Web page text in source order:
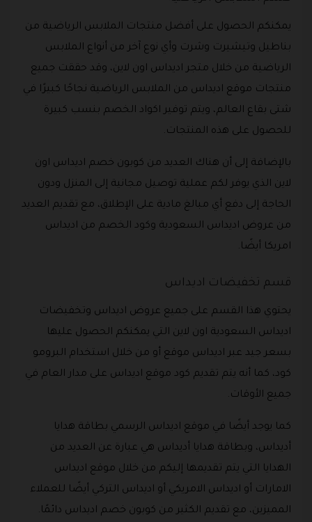
يمكنكم الحصول على أفضل منتجات الملابس الرياضية من
بناطيل وتيشيرت وشرت وأي نوع آخر من أنواع الملابس
الرياضية من خلال متجر اديداس اون لاين، وقد حققت جميع
منتجات موقع اديداس من الملابس الرياضية نجاحًا كبيرًا في
شتى بقاع العالم، ويتم توفير اكواد الخصم بنسب كبيرة
للحصول على هذه المنتجات.
بالإضافة إلى أن هناك العديد من كوبون خصم اديداس اون
لاين الذي يوفر لكم عملية توصيل مجانية إلى المنزل ودون
الحاجة إلى دفع أي مبالغ مادية على الإطلاق، مع تقديم العديد
من عروض اديداس السعودية وكود الخصم من اديداس
امريكا أيضًا.
قسم تخفيضات اديداس
يحتوي هذا القسم على جميع عروض اديداس وتخفيضات
اديداس السعودية اون لاين التي يمكنكم الحصول عليها
بسعر جيد عبر اديداس موقع أو من خلال استخدام البرومو
كود، كما أنه يتم تقديم كود موقع اديداس على مدار العام في
جميع الأوقات.
كما يوجد أيضًا في موقع اديداس الرسمي بطاقة هدايا
أديداس، وبطاقة هدايا أديداس هي عبارة عن العديد من
الهدايا التي يتم تقديمها إليكم من خلال موقع اديداس
الامارات أو اديداس الامريكي أو اديداس التركي أيضًا للعملاء
المميزين، مع تقديم الكثير من كوبون خصم اديداس دائمًا.